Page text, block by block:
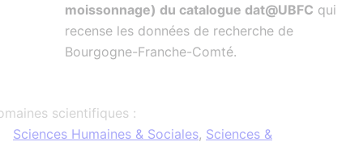
moissonnage) du catalogue dat@UBFC qui
recense les données de recherche de
Bourgogne-Franche-Comté.
scientifiques :
Sciences Humaines & Sociales, Sciences &